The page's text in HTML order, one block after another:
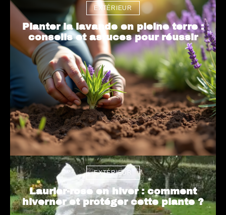
EXTÉRIEUR
Planter la lavande en pleine terre :
conseils et astuces pour réussir
EXTÉRIEUR
Laurier-rose en hiver : comment
hiverner et protéger cette plante ?